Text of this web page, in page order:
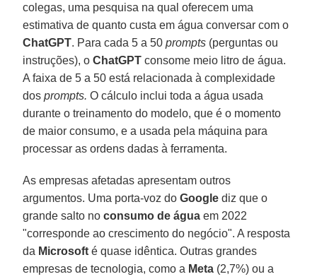
colegas, uma pesquisa na qual oferecem uma
estimativa de quanto custa em água conversar com o
ChatGPT. Para cada 5 a 50prompts (perguntas ou
instruções), oChatGPT consome meio litro de água.
A faixa de 5 a 50 está relacionada à complexidade
dosprompts. O cálculo inclui toda a água usada
durante o treinamento do modelo, que é o momento
de maior consumo, e a usada pela máquina para
processar as ordens dadas à ferramenta.
As empresas afetadas apresentam outros
argumentos. Uma porta-voz doGoogle diz que o
grande salto noconsumo de água em 2022
"corresponde ao crescimento do negócio". A resposta
da Microsoft é quase idêntica. Outras grandes
empresas de tecnologia, como a Meta (2,7%) ou a